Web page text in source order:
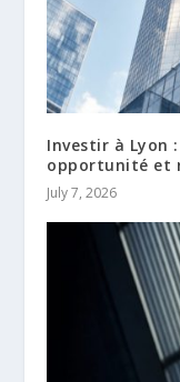
Investir à Lyon
opportunité et
July 7, 2026